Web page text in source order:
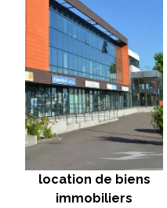
location de biens
immobiliers